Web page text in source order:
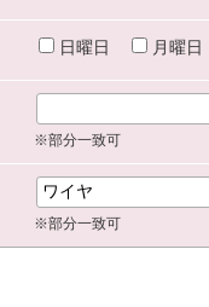
日曜日 月曜日
※部分一致可
※部分一致可